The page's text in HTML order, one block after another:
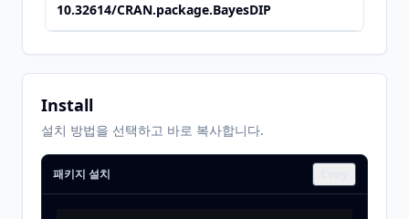
10.32614/CRAN.package.BayesDIP
Install
설치 방법을 선택하고 바로 복사합니다.
패키지 설치